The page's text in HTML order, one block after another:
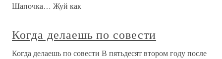
Шапочка… Жуй как
Когда делаешь по совести
Когда делаешь по совести В пятьдесят втором году после